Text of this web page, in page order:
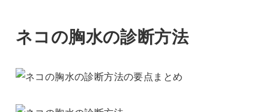
ネコの胸水の診断方法